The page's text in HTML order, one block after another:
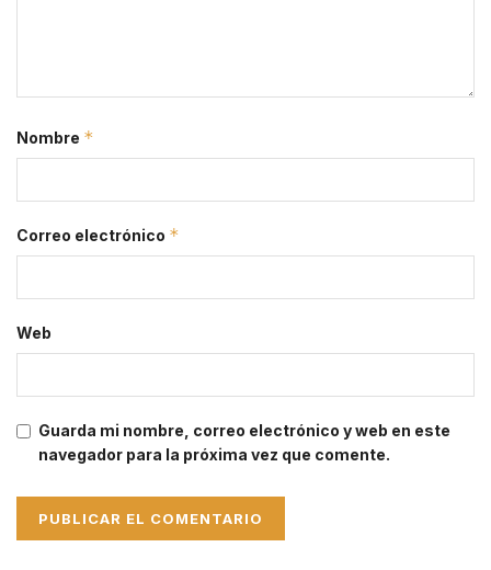
Nombre *
Correo electrónico *
Web
Guarda mi nombre, correo electrónico y web en este
navegador para la próxima vez que comente.